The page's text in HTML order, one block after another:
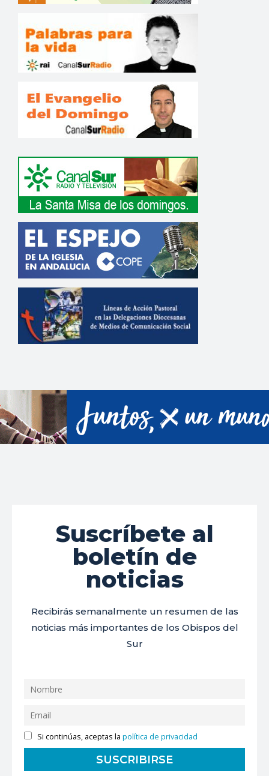
Suscríbete al
boletín de
noticias
Recibirás semanalmente un resumen de las
noticias más importantes de los Obispos del
Sur
Si continúas, aceptas lapolítica de privacidad